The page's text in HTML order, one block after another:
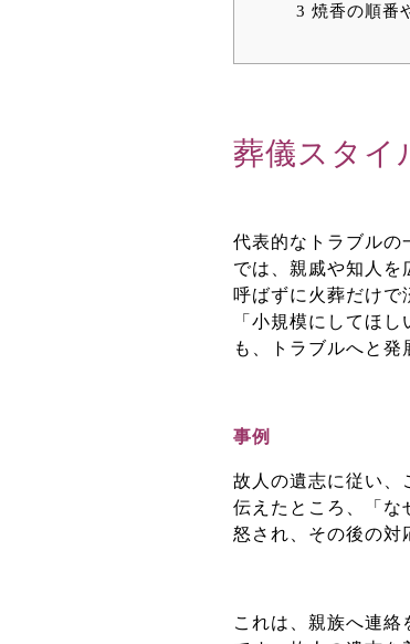
3 焼香の順番
葬儀スタイ
代表的なトラブルの
では、親戚や知人を
呼ばずに火葬だけで
「小規模にしてほ
も、トラブルへと発
事例
故人の遺志に従い、
伝えたところ、「な
怒され、その後の対
これは、親族へ連絡